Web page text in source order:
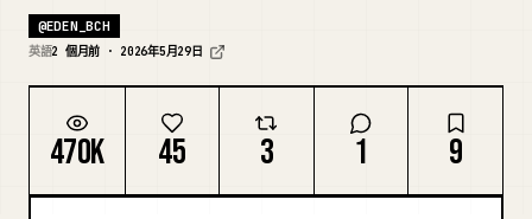
提示詞
下載
@EDEN_BCH
英語2 個月前 · 2026年5月29日
470K 45 3 1 9